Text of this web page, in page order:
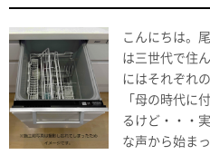
こんにちは。
は三世代で住
にはそれぞれ
「母の時代に
るけど・・・
な声から始ま